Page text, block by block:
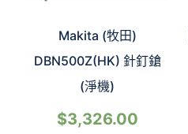
Makita (牧田)
DBN500Z(HK) 針釘鎗
(淨機)
$3,326.00